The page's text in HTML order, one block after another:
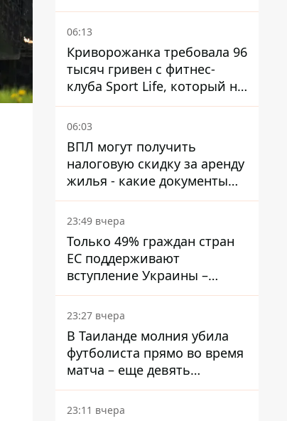
украинцев
06:13
Криворожанка требовала 96
тысяч гривен с фитнес-
клуба Sport Life, который не
пускал ее в бассейн без
медицинской справки –
06:03
ВПЛ могут получить
налоговую скидку за аренду
жилья - какие документы
подать
23:49 вчера
Только 49% граждан стран
ЕС поддерживают
вступление Украины –
результаты опроса
23:27 вчера
В Таиланде молния убила
футболиста прямо во время
матча – еще девять
пострадали
23:11 вчера